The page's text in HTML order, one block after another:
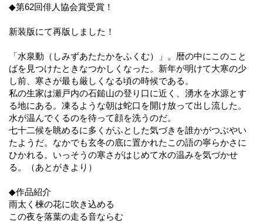
◆第62回俳人協会賞受賞！
新装版にて再版しました！
「水泉動（しみずあたたかをふくむ）」。暦の中にこのこと
ばを見つけたときなつかしくなった。新年が明けて大寒の少
し前、寒さが最も厳しくなる頃の時候である。
私の生家は瀬戸内の石鎚山の登り口に近く、湧水を水源とす
る地にある。凍るような朝は蛇口を開け放って出し流した。
水が温んでくるのを待って顔を洗うのだ。
七十二候を眺めるに多くがふとした気づきを誰かがつぶやい
たようだ。なかでも玄冬の底に置かれたこの語の寧らかさに
ひかれる。いっそうの寒さがはじめて水の温みを気づかせ
る。（あとがきより）
◆作品紹介
雨太く楝の花に吹き込める
この夜を落葉の走る音ならむ